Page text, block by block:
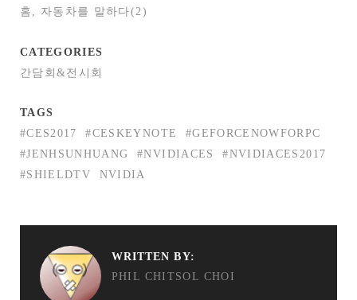
홈, 자동차를 말하다(2)
CATEGORIES
간담회&전시회
TAGS
#CES2017
#CESKEYNOTE
#GEFORCENOWFORPC
#JENHSUNHUANG
#NVIDIACES
#NVIDIACES2017
#SHIELDTV
NVIDIA
WRITTEN BY:
PHIL CHITSOL CHOI